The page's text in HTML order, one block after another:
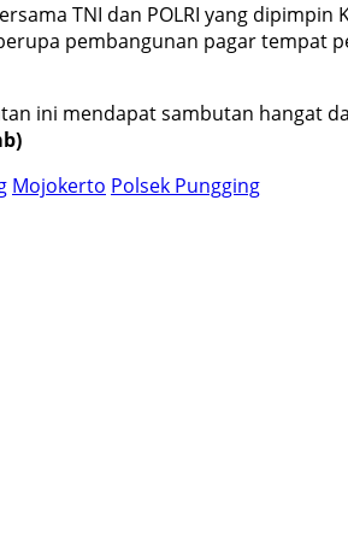
TNI dan POLRI yang dipimpin
pembangunan pagar tempat
ini mendapat sambutan hangat
Mojokerto Polsek Pungging